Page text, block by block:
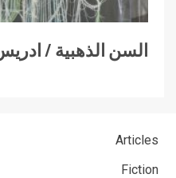
السن الذهبية /
Articles
Fiction